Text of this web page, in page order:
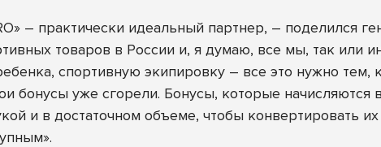
– практически идеальный партнер, – поделился
товаров в России и, я думаю, все мы, так или
спортивную экипировку – все это нужно тем,
бонусы уже сгорели. Бонусы, которые
и в достаточном объеме, чтобы конвертировать